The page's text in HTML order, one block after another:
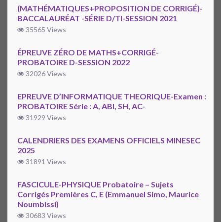
(MATHÉMATIQUES+PROPOSITION DE CORRIGÉ)-
BACCALAURÉAT -SÉRIE D/TI-SESSION 2021
35565 Views
ÉPREUVE ZÉRO DE MATHS+CORRIGÉ-
PROBATOIRE D-SESSION 2022
32026 Views
EPREUVE D’INFORMATIQUE THEORIQUE-Examen :
PROBATOIRE Série : A, ABI, SH, AC-
31929 Views
CALENDRIERS DES EXAMENS OFFICIELS MINESEC
2025
31891 Views
FASCICULE-PHYSIQUE Probatoire – Sujets
Corrigés Premières C, E (Emmanuel Simo, Maurice
Noumbissi)
30683 Views